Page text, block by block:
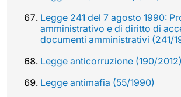
Legge 241 del 7 agosto 1990:
amministrativo e di diritto di
documenti amministrativi (241/
Legge anticorruzione (190/2012)
Legge antimafia (55/1990)